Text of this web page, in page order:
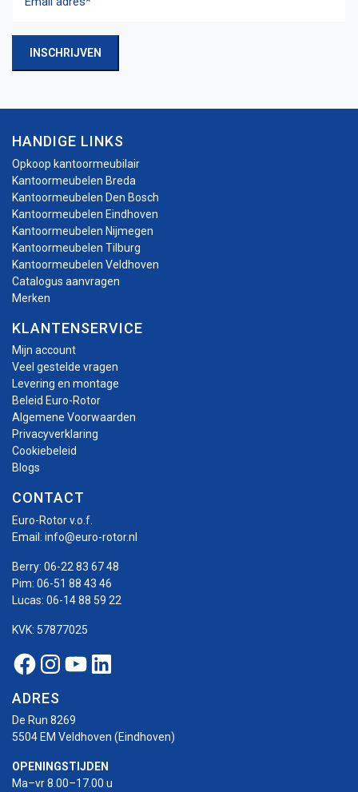
adres(Vereist)
INSCHRIJVEN
HANDIGE LINKS
Opkoop kantoormeubilair
Kantoormeubelen Breda
Kantoormeubelen Den Bosch
Kantoormeubelen Eindhoven
Kantoormeubelen Nijmegen
Kantoormeubelen Tilburg
Kantoormeubelen Veldhoven
Catalogus aanvragen
Merken
KLANTENSERVICE
Mijn account
Veel gestelde vragen
Levering en montage
Beleid Euro-Rotor
Algemene Voorwaarden
Privacyverklaring
Cookiebeleid
Blogs
CONTACT
Euro-Rotor v.o.f.
Email: info@euro-rotor.nl
Berry: 06-22 83 67 48
Pim: 06-51 88 43 46
Lucas: 06-14 88 59 22
KVK: 57877025
Facebook Euro-rotor
Instagram Euro-rotor
Youtube Euro-rotor
Linkedin Euro-rotor
ADRES
De Run 8269
5504 EM Veldhoven (Eindhoven)
OPENINGSTIJDEN
Ma–vr 8.00–17.00 u